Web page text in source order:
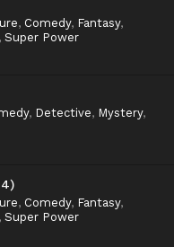
, Comedy, Fantasy,
, Super Power
, Detective, Mystery,
, Comedy, Fantasy,
, Super Power